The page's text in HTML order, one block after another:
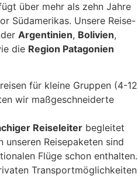
über mehr als zehn Jahre
Südamerikas. Unsere Reise-
Argentinien, Bolivien,
die Region Patagonien
für kleine Gruppen (4-12
wir maßgeschneiderte
Reiseleiter begleitet
unseren Reisepaketen sind
Flüge schon enthalten.
Transportmöglichkeiten